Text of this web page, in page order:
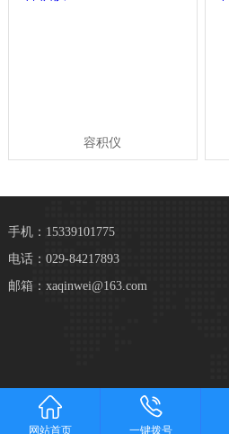
容积仪
手机：15339101775
电话：029-84217893
邮箱：xaqinwei@163.com
网站首页 一键拨号